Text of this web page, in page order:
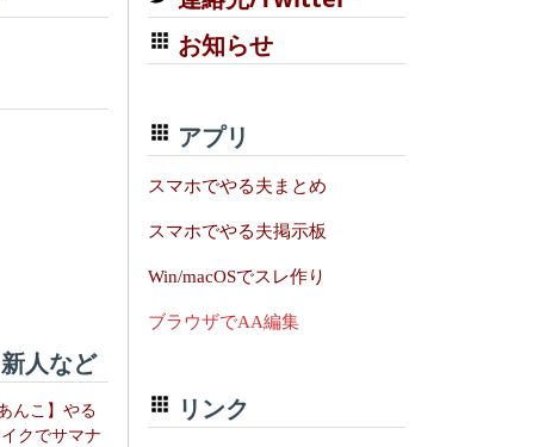
人など
んこ】やる
クでサマナ
お知らせ
アプリ
スマホでやる夫まとめ
スマホでやる夫掲示板
Win/macOSでスレ作り
ブラウザでAA編集
リンク